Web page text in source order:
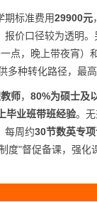
期标准费用29900元
报价口径较为透明
点，晚上带夜宵）
多种转化路径，最
师， 80%为硕士及
毕业班带班经验。无
每周约30节数英专
度"督促备课，强化